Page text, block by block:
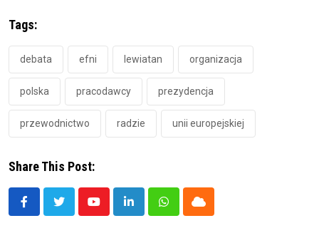
Tags:
debata efni lewiatan organizacja
polska pracodawcy prezydencja
przewodnictwo radzie unii europejskiej
Share This Post:
YoutubeLinkedInWhatsappCloud